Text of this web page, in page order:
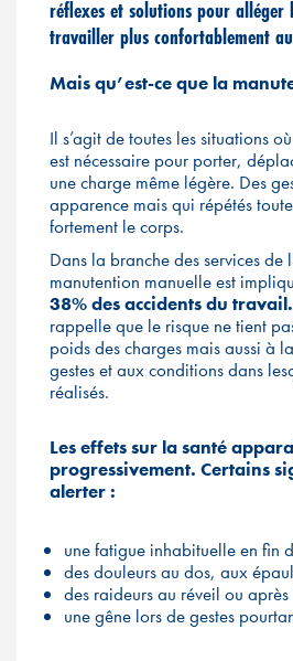
réflexes et solutions pour alléger
travailler plus confortablement
Mais qu’est-ce que la
Il s’agit de toutes les situations
est nécessaire pour porter,
une charge même légère. Des
apparence mais qui répétés
fortement le corps.
Dans la branche des services de
manutention manuelle est
38% des accidents du travail.
rappelle que le risque ne tient
poids des charges mais aussi à
gestes et aux conditions dans
réalisés.
Les effets sur la santé
progressivement. Certains
alerter :
une fatigue inhabituelle en fin
des douleurs au dos, aux
des raideurs au réveil ou après
une gêne lors de gestes